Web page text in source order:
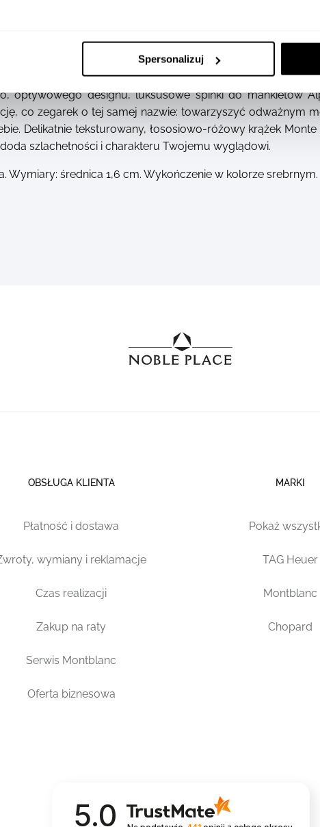
Spersonalizuj
opływowego designu, luksusowe spinki do mankietów
co zegarek o tej samej nazwie: towarzyszyć odważnym
Delikatnie teksturowany, łososiowo-różowy krążek
szlachetności i charakteru Twojemu wyglądowi.
Wymiary: średnica 1,6 cm. Wykończenie w kolorze srebrnym.
OBSŁUGA KLIENTA
Płatność i dostawa
wymiany i reklamacje
Czas realizacji
Zakup na raty
Serwis Montblanc
Oferta biznesowa
MARKI
Pokaż
TAG Heuer
Montblanc
Chopard
5.0